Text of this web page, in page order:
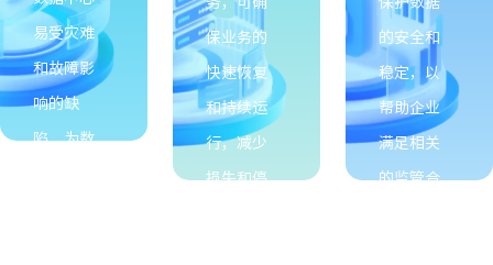
易受灾难
和故障影
响的缺
陷，为数
保业务的
快速恢复
和持续运
行，减少
损失和停
的安全和
稳定，以
帮助企业
满足相关
的监管合